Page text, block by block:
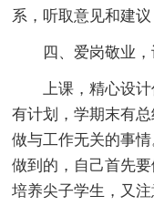
系，听取意见和建
四、爱岗敬业
上课，精心设
有计划，学期末有
做与工作无关的事
做到的，自己首先
培养尖子学生，又